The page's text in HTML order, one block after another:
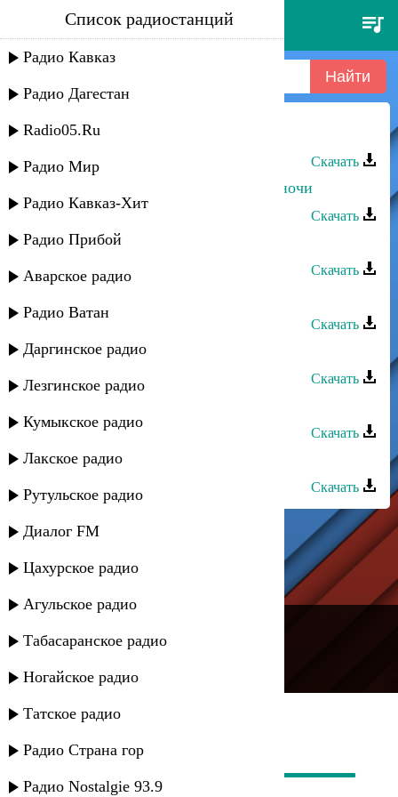
серьга - спокойной ночи
Список радиостанций
Радио Кавказ
Радио Дагестан
Radio05.Ru
Радио Мир
Радио Кавказ-Хит
Радио Прибой
Аварское радио
Радио Ватан
Даргинское радио
Лезгинское радио
Кумыкское радио
Лакское радио
Рутульское радио
Диалог FM
Цахурское радио
Агульское радио
Табасаранское радио
Ногайское радио
Татское радио
Радио Страна гор
Радио Nostalgie 93.9
Жасмин - Вкус ночи
Скачать
Алик Шах-Мурадов - Вспышка в ночи
Скачать
Dag Style - C ночи, до ночи
Скачать
Скачать
Тельман - Страстные ночи
Скачать
Скачать
Шамиль Кашешов - Дни и ночи
Скачать
---
Русское радио